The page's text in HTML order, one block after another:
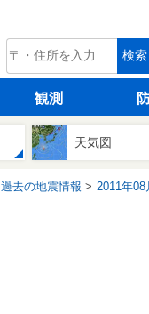
tenki.jp 検索
観測
天気図
過去の地震情報 2011年08